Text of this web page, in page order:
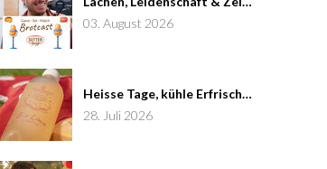
03. August 2026
Heisse Tage, kühle Erfrischung
28. Juli 2026